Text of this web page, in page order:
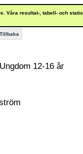
Våra resultat-, tabell- och
Tillbaka
12-16 år